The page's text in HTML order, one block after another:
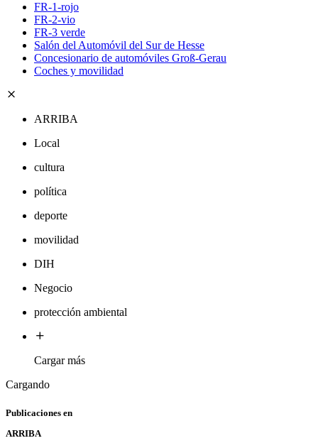
FR-1-rojo
FR-2-vio
FR-3 verde
Salón del Automóvil del Sur de Hesse
Concesionario de automóviles Groß-Gerau
Coches y movilidad
ARRIBA
Local
cultura
política
deporte
movilidad
DIH
Negocio
protección ambiental
Cargar más
Cargando
Publicaciones en
ARRIBA